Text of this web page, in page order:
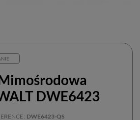
DWE6423
DWE6423-QS